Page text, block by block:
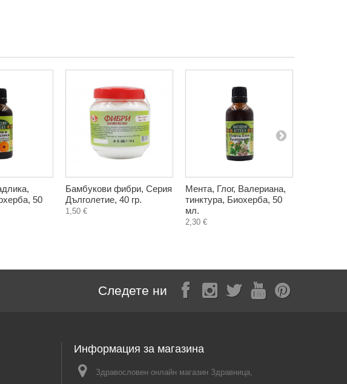
50
Бамбукови фибри, Серия
Дълголетие, 40 гр.
1,50 €
Мента, Глог, Валериана,
тинктура, Биохерба, 50
мл.
2,30 €
Следете ни
Информация за магазина
Здравословен онлайн магазин Здравница,